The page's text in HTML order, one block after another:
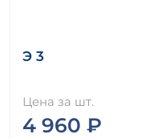
Э 3
Цена за шт.
4 960 ₽